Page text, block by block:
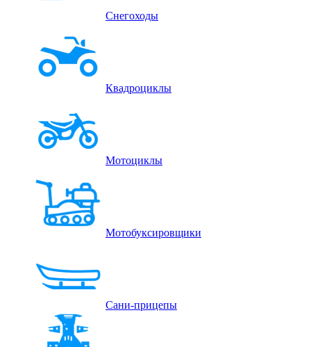
Снегоходы
Квадроциклы
Мотоциклы
Мотобуксировщики
Сани-прицепы